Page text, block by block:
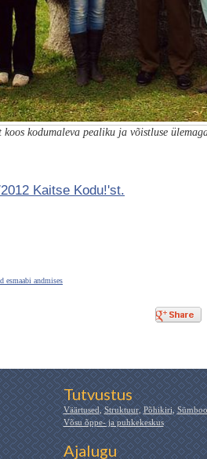
kodumaleva pealiku ja võistluse
Kaitse Kodu!'st.
esmaabi andmises
Tutvustus
Väärtused,Struktuur,Põhikiri,
Võsu õppe- ja puhkekeskus
Ajalugu